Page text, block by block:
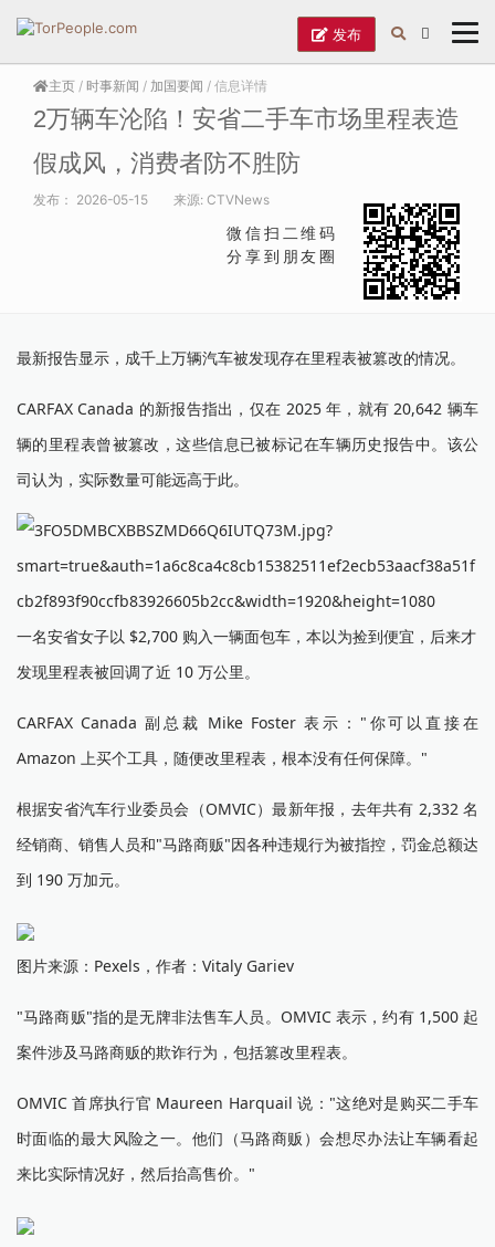
发布
主页 / 时事新闻 / 加国要闻 / 信息详情
2万辆车沦陷！安省二手车市场里程表造
假成风，消费者防不胜防
发布： 2026-05-15 来源: CTVNews
微信扫二维码
分享到朋友圈
最新报告显示，成千上万辆汽车被发现存在里程表被篡改的情况。
CARFAX Canada 的新报告指出，仅在 2025 年，就有 20,642 辆车
辆的里程表曾被篡改，这些信息已被标记在车辆历史报告中。该公
司认为，实际数量可能远高于此。
一名安省女子以 $2,700 购入一辆面包车，本以为捡到便宜，后来才
发现里程表被回调了近 10 万公里。
CARFAX Canada 副总裁 Mike Foster 表示："你可以直接在
Amazon 上买个工具，随便改里程表，根本没有任何保障。"
根据安省汽车行业委员会（OMVIC）最新年报，去年共有 2,332 名
经销商、销售人员和"马路商贩"因各种违规行为被指控，罚金总额达
到 190 万加元。
图片来源：Pexels，作者：Vitaly Gariev
"马路商贩"指的是无牌非法售车人员。OMVIC 表示，约有 1,500 起
案件涉及马路商贩的欺诈行为，包括篡改里程表。
OMVIC 首席执行官 Maureen Harquail 说："这绝对是购买二手车
时面临的最大风险之一。他们（马路商贩）会想尽办法让车辆看起
来比实际情况好，然后抬高售价。"